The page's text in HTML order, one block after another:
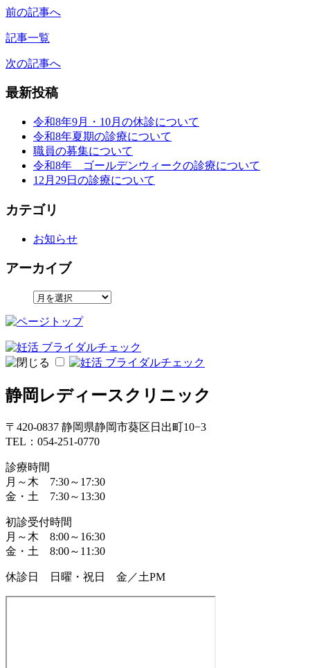
前の記事へ
記事一覧
次の記事へ
最新投稿
令和8年9月・10月の休診について
令和8年夏期の診療について
職員の募集について
令和8年 ゴールデンウィークの診療について
12月29日の診療について
カテゴリ
お知らせ
アーカイブ
静岡レディースクリニック
〒420-0837 静岡県静岡市葵区日出町10−3
TEL：054-251-0770
診療時間
月～木 7:30～17:30
金・土 7:30～13:30
初診受付時間
月～木 8:00～16:30
金・土 8:00～11:30
休診日 日曜・祝日 金／土PM